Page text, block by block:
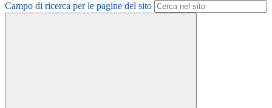
Campo di ricerca per le pagine del sito